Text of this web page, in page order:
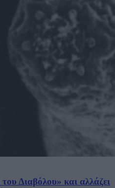
Διαβόλου» και αλλάζει